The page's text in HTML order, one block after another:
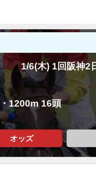
1/6(木) 1回阪神2
1200m 16頭
オッズ